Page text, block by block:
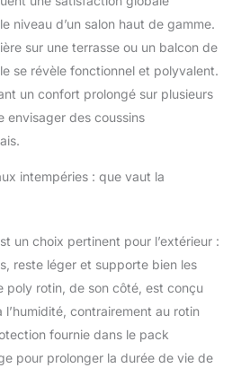
résine tressée est un
inclut une housse de
protection pour le
remisage, garantissant
jardin extérieur, il
que votre ensemble
table chaise jardin reste
magnifique année
après année.
CAPACITÉ ET
ÉLÉGANCE POUR LES
GRANDES RÉUNIONS:
niveau d’un salon haut de gamme.
sur une terrasse ou un balcon de
se révèle fonctionnel et polyvalent.
un confort prolongé sur plusieurs
envisager des coussins
intempéries : que vaut la
un choix pertinent pour l’extérieur :
reste léger et supporte bien les
poly rotin, de son côté, est conçu
contrairement au rotin
fournie dans le pack
pour prolonger la durée de vie de